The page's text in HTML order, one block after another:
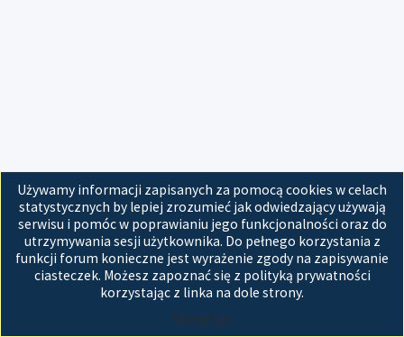
Używamy informacji zapisanych za pomocą cookies w celach
statystycznych by lepiej zrozumieć jak odwiedzający używają
serwisu i pomóc w poprawianiu jego funkcjonalności oraz do
utrzymywania sesji użytkownika. Do pełnego korzystania z
funkcji forum konieczne jest wyrażenie zgody na zapisywanie
ciasteczek. Możesz zapoznać się z polityką prywatności
korzystając z linka na dole strony.
Akceptuję